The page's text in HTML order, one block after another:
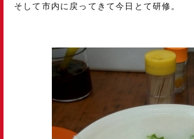
そして市内に戻ってきて今日とて研修。